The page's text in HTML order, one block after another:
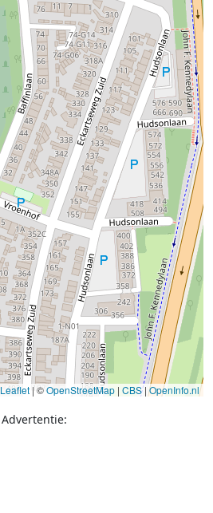
Leaflet |©OpenStreetMap | CBS|OpenInfo.nl
Advertentie: